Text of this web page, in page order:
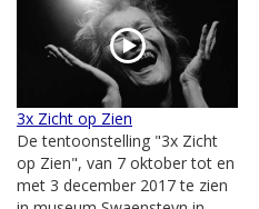
3x Zicht op Zien
De tentoonstelling "3x Zicht
op Zien", van 7 oktober tot en
met 3 december 2017 te zien